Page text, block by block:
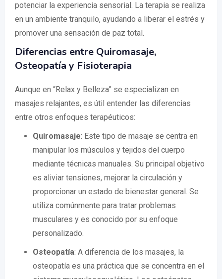
potenciar la experiencia sensorial. La terapia se realiza
en un ambiente tranquilo, ayudando a liberar el estrés y
promover una sensación de paz total.
Diferencias entre Quiromasaje,
Osteopatía y Fisioterapia
Aunque en “Relax y Belleza” se especializan en
masajes relajantes, es útil entender las diferencias
entre otros enfoques terapéuticos:
Quiromasaje: Este tipo de masaje se centra en
manipular los músculos y tejidos del cuerpo
mediante técnicas manuales. Su principal objetivo
es aliviar tensiones, mejorar la circulación y
proporcionar un estado de bienestar general. Se
utiliza comúnmente para tratar problemas
musculares y es conocido por su enfoque
personalizado.
Osteopatía: A diferencia de los masajes, la
osteopatía es una práctica que se concentra en el